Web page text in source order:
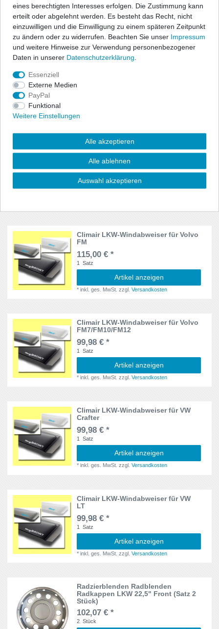
NV400 1
Premium 2
Primastar 1
Serie 4
Sprinter
T-Reihe 1
Talento 1
TG-L 1
TG-LC 1
TGA-LX 1
TGA-M+L
TGA-XL
TGL-LX
TGS-LX 4
TGS-M+L
TGX-XLX
Traffic
Trakker II
1
Transit V
Transit VI
XF105
Artikel anzeigen
*inkl. ges. MwSt.zzgl.Versandkosten
Climair LKW-Windabweiser für Volvo
Climair LKW-Windabweiser für Volvo
FL4
99,98 € *
In den Warenkorb
Climair LKW-Windabweiser für Volvo
FM
115,00 € *
1 Satz
Artikel anzeigen
*inkl. ges. MwSt. zzgl.Versandkosten
Climair LKW-Windabweiser für Volvo
FM7/FM10/FM12
99,98 € *
1 Satz
Artikel anzeigen
*inkl. ges. MwSt. zzgl.Versandkosten
Climair LKW-Windabweiser für VW
Crafter
99,98 € *
1 Satz
Artikel anzeigen
*inkl. ges. MwSt. zzgl.Versandkosten
Climair LKW-Windabweiser für VW
LT
99,98 € *
1 Satz
Artikel anzeigen
*inkl. ges. MwSt. zzgl.Versandkosten
Radzierblenden Radblenden
Radkappen LKW 22,5" Front (Satz 2
Stück)
102,07 € *
2 Stück
eines berechtigten Interesses erfolgen. Die Zustimmung kann
erteilt oder abgelehnt werden. Es besteht das Recht, nicht
einzuwilligen und die Einwilligung zu einem späteren Zeitpunkt
zu ändern oder zu widerrufen. Beachten Sie unser Impressum
und weitere Hinweise zur Verwendung personenbezogener
Daten in unserer Daten­schutz­erklärung
Essenziell
Externe Medien
PayPal
Funktional
Weitere Einstellungen
Alle akzeptieren
Alle ablehnen
Auswahl akzeptieren